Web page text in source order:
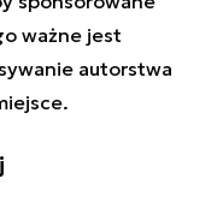
ważne jest
autorstwa